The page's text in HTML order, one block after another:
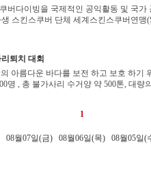
버다이빙을 국제적인 공익활동 및 국가
스킨스쿠버 단체 세계스킨스쿠버연맹
퇴치 대회
아름다운 바다를 보전 하고 보호 하기
명 , 총 불가사리 수거양 약 500톤, 대량
1
08월07일(금) 08월06일(목) 08월05일(